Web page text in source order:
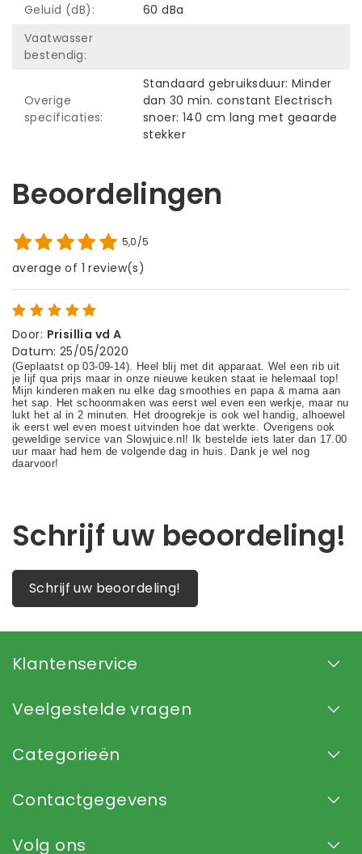
Geluid (dB):
60 dBa
Vaatwasser
bestendig:
Overige
specificaties:
Standaard gebruiksduur: Minder
dan 30 min. constant Electrisch
snoer: 140 cm lang met geaarde
stekker
Beoordelingen
5,0/5
average of 1 review(s)
Door: Prisillia vd A
Datum: 25/05/2020
Schrijf uw beoordeling!
Schrijf uw beoordeling!
Klantenservice
Veelgestelde vragen
Categorieën
Contactgegevens
Volg ons